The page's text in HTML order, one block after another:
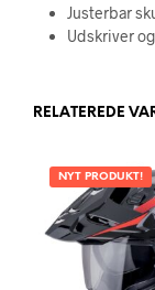
Justerbar
Udskriver
RELATEREDE
NYT PRODUKT!